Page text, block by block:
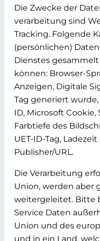
Die Zwecke der
verarbeitung sind
Tracking. Folgende
(persönlichen)
Dienstes
können: Browser-
Anzeigen, Digitale
Tag generiert
ID, Microsoft Cookie,
Farbtiefe des
UET-ID-Tag,
Publisher/URL.
Die Verarbeitung
Union, werden aber
weitergeleitet. Bitte
Service Daten
Union und des
und in ein Land,